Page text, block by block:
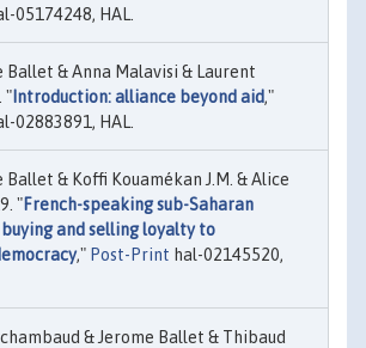
05174248, HAL.
Ballet & Anna Malavisi & Laurent
" Introduction: alliance beyond aid,"
02883891, HAL.
Ballet & Koffi Kouamékan J.M. & Alice
"French-speaking sub-Saharan
and selling loyalty to
," Post-Print hal-02145520,
& Jerome Ballet & Thibaud